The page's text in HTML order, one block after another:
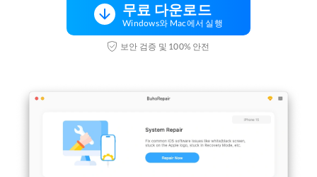
무료 다운로드
Windows와 Mac에서 실행
보안 검증 및 100% 안전